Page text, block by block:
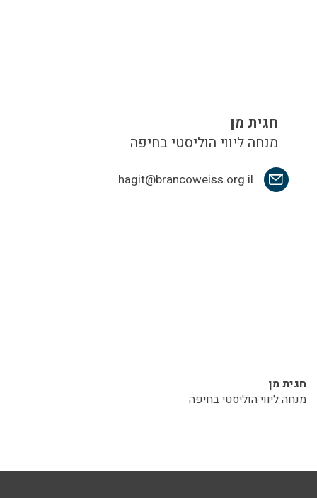
חגית מן
מנחה ליווי הוליסטי בחיפה
hagit@brancoweiss.org.il
חגית מן
מנחה ליווי הוליסטי בחיפה